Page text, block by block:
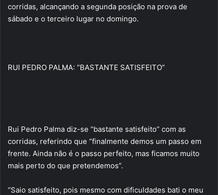
corridas, alcançando a segunda posição na prova de
sábado e o terceiro lugar no domingo.
RUI PEDRO PALMA: “BASTANTE SATISFEITO”
Rui Pedro Palma diz-se “bastante satisfeito” com as
corridas, referindo que “finalmente demos um passo em
frente. Ainda não é o passo perfeito, mas ficamos muito
mais perto do que pretendemos”.
“Saio satisfeito, pois mesmo com dificuldades bati o meu